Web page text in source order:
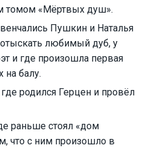
томом «Мёртвых душ».
Пушкин и Наталья
отыскать любимый дуб, у
и где произошла первая
на балу.
родился Герцен и провёл
раньше стоял «дом
что с ним произошло в